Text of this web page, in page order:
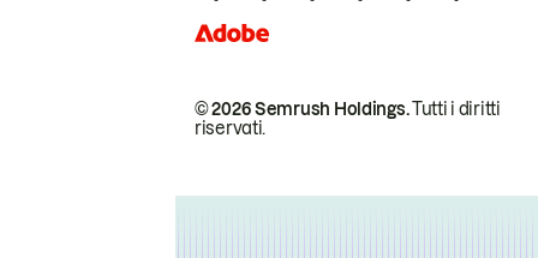
© 2026 Semrush Holdings.Tutti i diritti
riservati.